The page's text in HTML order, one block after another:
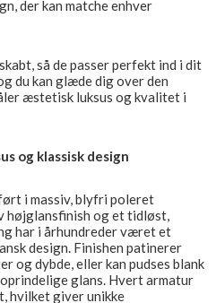
der kan matche enhver
så de passer perfekt ind i dit
du kan glæde dig over den
æstetisk luksus og kvalitet i
og klassisk design
i massiv, blyfri poleret
højglansfinish og et tidløst,
har i århundreder været et
design. Finishen patinerer
og dybde, eller kan pudses blank
glans. Hvert armatur
hvilket giver unikke